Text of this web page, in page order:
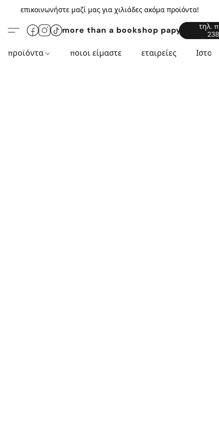
επικοινωνήστε μαζί μας για χιλιάδες ακόμα προϊόντα!
more than a bookshop
τηλ.
προϊόντα ποιοι είμαστε εταιρείες